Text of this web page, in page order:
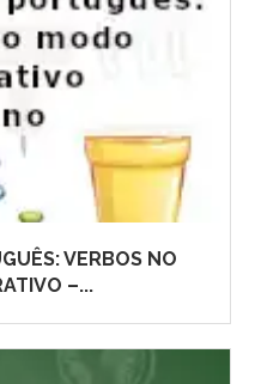
VERBOS NO
–...